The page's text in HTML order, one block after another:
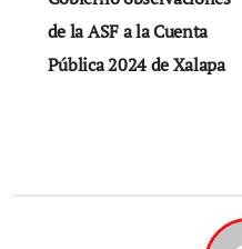
entradas
de la ASF a la Cuenta
Pública 2024 de Xalapa